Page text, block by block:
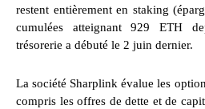
restent entièrement en staking
cumulées atteignant 929 ETH
trésorerie a débuté le 2 juin dernier.
La société Sharplink évalue les
compris les offres de dette et de